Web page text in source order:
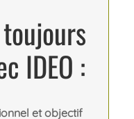
IDEO :
et objectif